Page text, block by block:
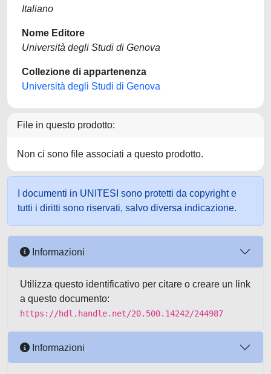
Italiano
Nome Editore
Università degli Studi di Genova
Collezione di appartenenza
Università degli Studi di Genova
File in questo prodotto:
Non ci sono file associati a questo prodotto.
I documenti in UNITESI sono protetti da copyright e
tutti i diritti sono riservati, salvo diversa indicazione.
Informazioni
Utilizza questo identificativo per citare o creare un link
a questo documento:
https://hdl.handle.net/20.500.14242/244987
Informazioni